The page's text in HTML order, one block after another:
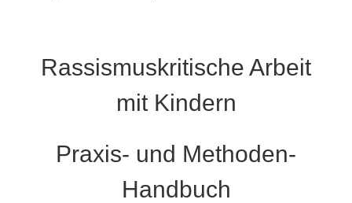
Rassismuskritische Arbeit
mit Kindern
Praxis- und Methoden-
Handbuch